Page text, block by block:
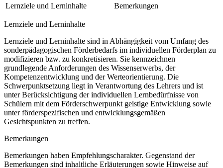
Lernziele und Lerninhalte Bemerkungen
Lernziele und Lerninhalte
Lernziele und Lerninhalte sind in Abhängigkeit vom Umfang des
sonderpädagogischen Förderbedarfs im individuellen Förderplan zu
modifizieren bzw. zu konkretisieren. Sie kennzeichnen
grundlegende Anforderungen des Wissenserwerbs, der
Kompetenzentwicklung und der Werteorientierung. Die
Schwerpunktsetzung liegt in Verantwortung des Lehrers und ist
unter Berücksichtigung der individuellen Lernbedürfnisse von
Schülern mit dem Förderschwerpunkt geistige Entwicklung sowie
unter förderspezifischen und entwicklungsgemäßen
Gesichtspunkten zu treffen.
Bemerkungen
Bemerkungen haben Empfehlungscharakter. Gegenstand der
Bemerkungen sind inhaltliche Erläuterungen sowie Hinweise auf